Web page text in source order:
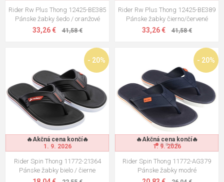
Rider Rw Plus Thong 12425-BE385
Pánske žabky šedo / oranžové
33,26 € 41,58 €
Rider Rw Plus Thong 12425-BE389
Pánske žabky čierno/červené
33,26 € 41,58 €
🔥Akčná cena končí🔥
1. 9. 2026
- 20%
Rider Spin Thong 11772-21364
Pánske žabky bielo / čierne
🔥Akčná cena končí🔥
1. 9. 2026
- 20%
Rider Spin Thong 11772-AG379
Pánske žabky modré